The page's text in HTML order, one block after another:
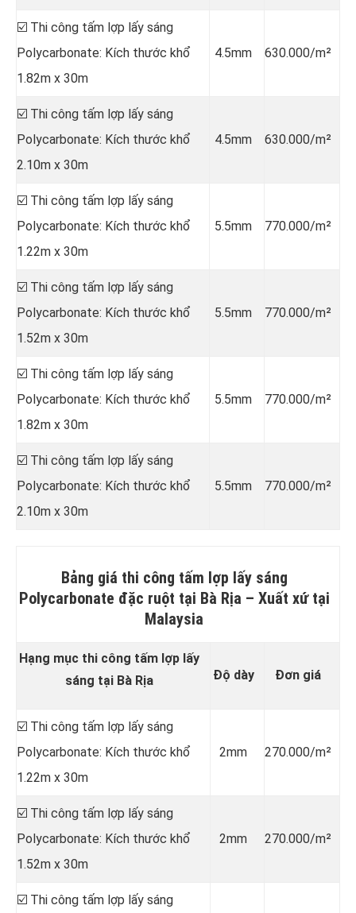
☑️ Thi công tấm lợp lấy sáng
Polycarbonate: Kích thước khổ
1.82m x 30m
4.5mm 630.000/m²
☑️ Thi công tấm lợp lấy sáng
Polycarbonate: Kích thước khổ
2.10m x 30m
4.5mm 630.000/m²
☑️ Thi công tấm lợp lấy sáng
Polycarbonate: Kích thước khổ
1.22m x 30m
5.5mm 770.000/m²
☑️ Thi công tấm lợp lấy sáng
Polycarbonate: Kích thước khổ
1.52m x 30m
5.5mm 770.000/m²
☑️ Thi công tấm lợp lấy sáng
Polycarbonate: Kích thước khổ
1.82m x 30m
5.5mm 770.000/m²
☑️ Thi công tấm lợp lấy sáng
Polycarbonate: Kích thước khổ
2.10m x 30m
5.5mm 770.000/m²
Bảng giá thi công tấm lợp lấy sáng
Polycarbonate đặc ruột tại Bà Rịa – Xuất xứ tại
Malaysia
Hạng mục thi công tấm lợp lấy
sáng tại Bà Rịa
Độ dày Đơn giá
☑️ Thi công tấm lợp lấy sáng
Polycarbonate: Kích thước khổ
1.22m x 30m
2mm 270.000/m²
☑️ Thi công tấm lợp lấy sáng
Polycarbonate: Kích thước khổ
1.52m x 30m
2mm 270.000/m²
☑️ Thi công tấm lợp lấy sáng